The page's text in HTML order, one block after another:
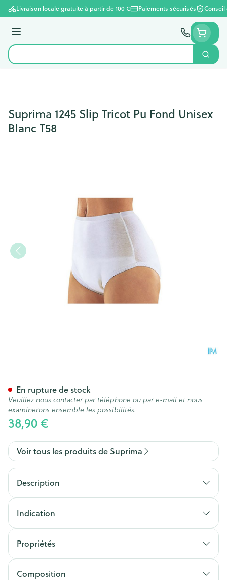
Aller au contenu
Livraison locale gratuite à partir de 100 € Paiements sécurisés
Menu
Rechercher
Suprima 1245 Slip Tricot Pu Fond Unisex
Blanc T58
38,90 €
En rupture de stock
Veuillez nous contacter par téléphone ou par e-mail et nous
examinerons ensemble les possibilités.
Voir tous les produits de Suprima
Description
Indication
Propriétés
Composition